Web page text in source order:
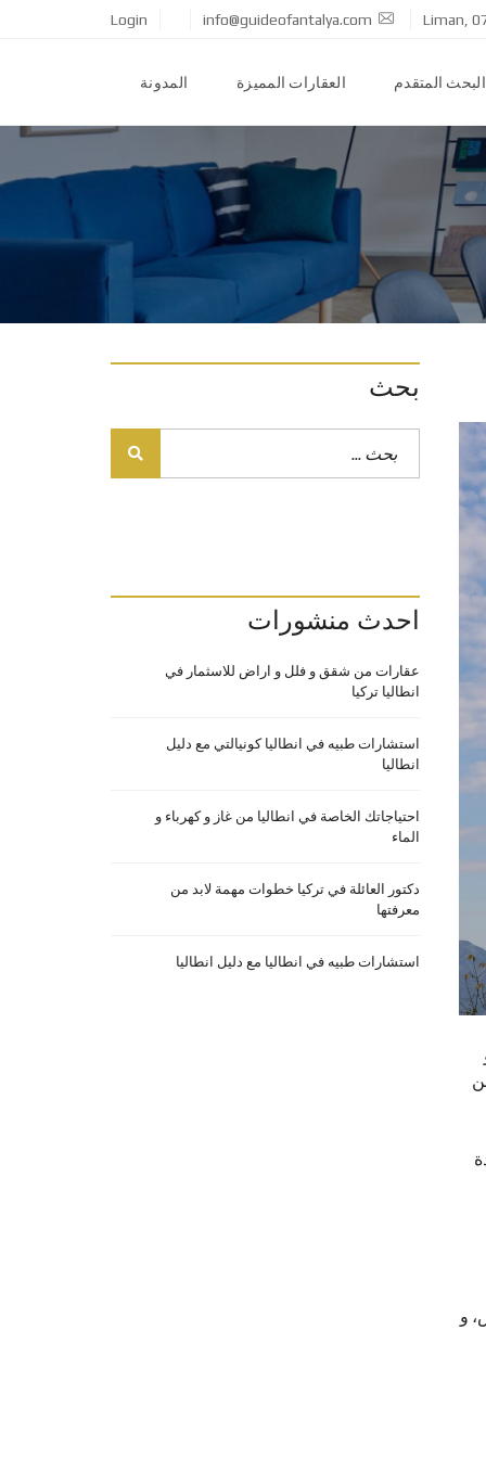
Liman,
info@guideofantalya.com
Login
البحث المتقدم العقارات المميزة المدونة
و
بحث
احدث منشورات
عقارات من شقق و فلل و اراض للاسثمار في
انطاليا تركيا
استشارات طبيه في انطاليا كونيالتي مع دليل
انطاليا
احتياجاتك الخاصة في انطاليا من غاز و كهرباء و
الماء
دكتور العائلة في تركيا خطوات مهمة لابد من
معرفتها
استشارات طبيه في انطاليا مع دليل انطاليا